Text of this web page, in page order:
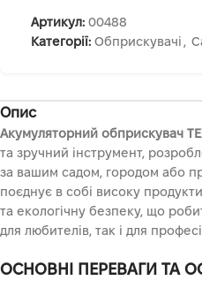
Артикул: 00488
Категорії: Обприскувачі ,
Опис
Акумуляторний обприскувач
та зручний інструмент,
за вашим садом, городом або
поєднує в собі високу
та екологічну безпеку, що
для любителів, так і для
ОСНОВНІ ПЕРЕВАГИ ТА